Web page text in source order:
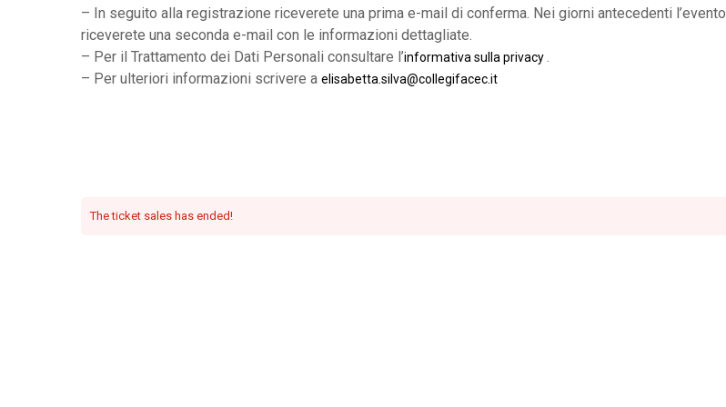
– In seguito alla registrazione riceverete una prima e-mail di conferma. Nei giorni antecedenti l’evento
riceverete una seconda e-mail con le informazioni dettagliate.
– Per il Trattamento dei Dati Personali consultare l’informativa sulla privacy.
– Per ulteriori informazioni scrivere a elisabetta.silva@collegifacec.it
Theticket sales has ended!